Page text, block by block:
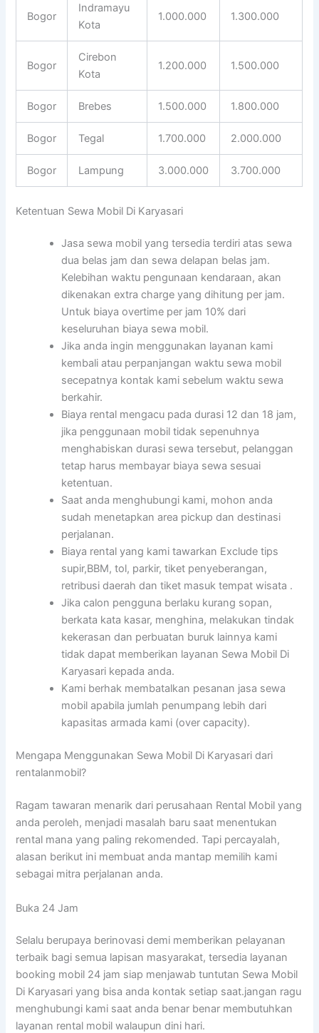
Bogor
Indramayu
Kota
1.000.000 1.300.000
Bogor
Cirebon
Kota
1.200.000 1.500.000
Bogor Brebes 1.500.000 1.800.000
Bogor Tegal 1.700.000 2.000.000
Bogor Lampung 3.000.000 3.700.000
Ketentuan Sewa Mobil Di Karyasari
Jasa sewa mobil yang tersedia terdiri atas sewa
dua belas jam dan sewa delapan belas jam.
Kelebihan waktu pengunaan kendaraan, akan
dikenakan extra charge yang dihitung per jam.
Untuk biaya overtime per jam 10% dari
keseluruhan biaya sewa mobil.
Jika anda ingin menggunakan layanan kami
kembali atau perpanjangan waktu sewa mobil
secepatnya kontak kami sebelum waktu sewa
berkahir.
Biaya rental mengacu pada durasi 12 dan 18 jam,
jika penggunaan mobil tidak sepenuhnya
menghabiskan durasi sewa tersebut, pelanggan
tetap harus membayar biaya sewa sesuai
ketentuan.
Saat anda menghubungi kami, mohon anda
sudah menetapkan area pickup dan destinasi
perjalanan.
Biaya rental yang kami tawarkan Exclude tips
supir,BBM, tol, parkir, tiket penyeberangan,
retribusi daerah dan tiket masuk tempat wisata .
Jika calon pengguna berlaku kurang sopan,
berkata kata kasar, menghina, melakukan tindak
kekerasan dan perbuatan buruk lainnya kami
tidak dapat memberikan layanan Sewa Mobil Di
Karyasari kepada anda.
Kami berhak membatalkan pesanan jasa sewa
mobil apabila jumlah penumpang lebih dari
kapasitas armada kami (over capacity).
Mengapa Menggunakan Sewa Mobil Di Karyasari dari
rentalanmobil?
Ragam tawaran menarik dari perusahaan Rental Mobil yang
anda peroleh, menjadi masalah baru saat menentukan
rental mana yang paling rekomended. Tapi percayalah,
alasan berikut ini membuat anda mantap memilih kami
sebagai mitra perjalanan anda.
Buka 24 Jam
Selalu berupaya berinovasi demi memberikan pelayanan
terbaik bagi semua lapisan masyarakat, tersedia layanan
booking mobil 24 jam siap menjawab tuntutan Sewa Mobil
Di Karyasari yang bisa anda kontak setiap saat.jangan ragu
menghubungi kami saat anda benar benar membutuhkan
layanan rental mobil walaupun dini hari.